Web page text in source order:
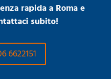
rapida a Roma e
subito!
6622151